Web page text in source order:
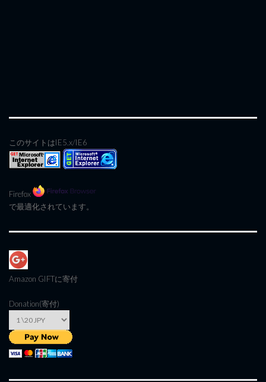
このサイトはIE5.x/IE6
Firefox
で最適化されています。
Amazon GIFTに寄付
Donation(寄付)